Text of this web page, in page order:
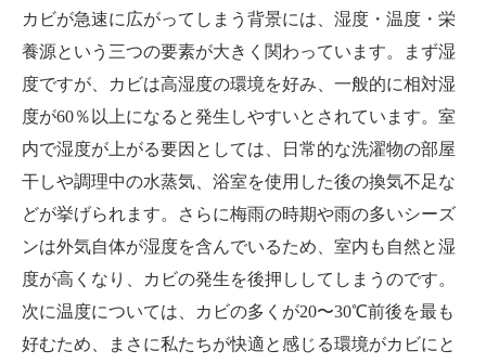
カビが急速に広がってしまう背景には、湿度・温度・栄
養源という三つの要素が大きく関わっています。まず湿
度ですが、カビは高湿度の環境を好み、一般的に相対湿
度が60％以上になると発生しやすいとされています。室
内で湿度が上がる要因としては、日常的な洗濯物の部屋
干しや調理中の水蒸気、浴室を使用した後の換気不足な
どが挙げられます。さらに梅雨の時期や雨の多いシーズ
ンは外気自体が湿度を含んでいるため、室内も自然と湿
度が高くなり、カビの発生を後押ししてしまうのです。
次に温度については、カビの多くが20〜30℃前後を最も
好むため、まさに私たちが快適と感じる環境がカビにと